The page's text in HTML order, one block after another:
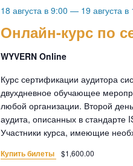
Онлайн-курс по
18 августа в 9:00 — 19 августа
WYVERN Online
Курс сертификации аудитора
двухдневное обучающее
любой организации. Второй
аудита, описанных в стандарте
Участники курса, имеющие
Купить билеты $1,600.00